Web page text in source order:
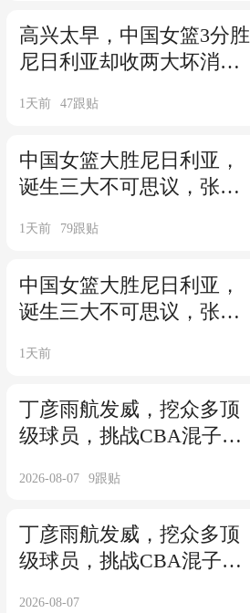
高兴太早，中国女篮3分胜
尼日利亚却收两大坏消
1天前 47跟贴
中国女篮大胜尼日利亚，
诞生三大不可思议，张子
1天前 79跟贴
中国女篮大胜尼日利亚，
诞生三大不可思议，张子
1天前
丁彦雨航发威，挖众多顶
级球员，挑战CBA混子球
2026-08-07 9跟贴
丁彦雨航发威，挖众多顶
级球员，挑战CBA混子球
2026-08-07